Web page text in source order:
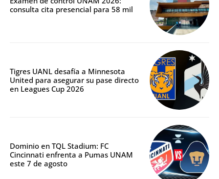
consulta cita presencial para 58 mil
Tigres UANL desafía a Minnesota
United para asegurar su pase directo
en Leagues Cup 2026
Dominio en TQL Stadium: FC
Cincinnati enfrenta a Pumas UNAM
este 7 de agosto